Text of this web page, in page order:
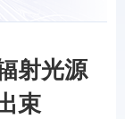
射光源
束